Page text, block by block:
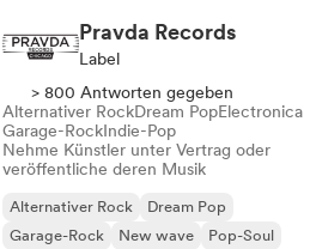
Pravda Records
Label
> 800 Antworten gegeben
Alternativer RockDream PopElectronica
Garage-RockIndie-Pop
Nehme Künstler unter Vertrag oder
veröffentliche deren Musik
Alternativer Rock
Dream Pop
Garage-Rock
New wave
Pop-Soul